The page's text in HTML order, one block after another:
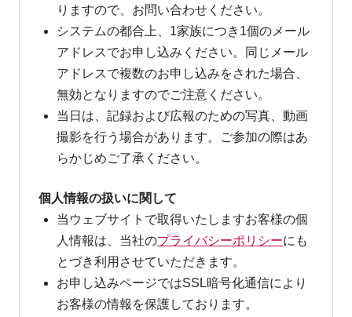
りますので、お問い合わせください。
システムの都合上、1家族につき1個のメール
アドレスでお申し込みください。同じメール
アドレスで複数のお申し込みをされた場合、
無効となりますのでご注意ください。
当日は、記録および広報のための写真、動画
撮影を行う場合があります。ご参加の際はあ
らかじめご了承ください。
個人情報の扱いに関して
当ウェブサイトで取得いたしますお客様の個
人情報は、当社のプライバシーポリシーにも
とづき利用させていただきます。
お申し込みページではSSL暗号化通信により
お客様の情報を保護しております。